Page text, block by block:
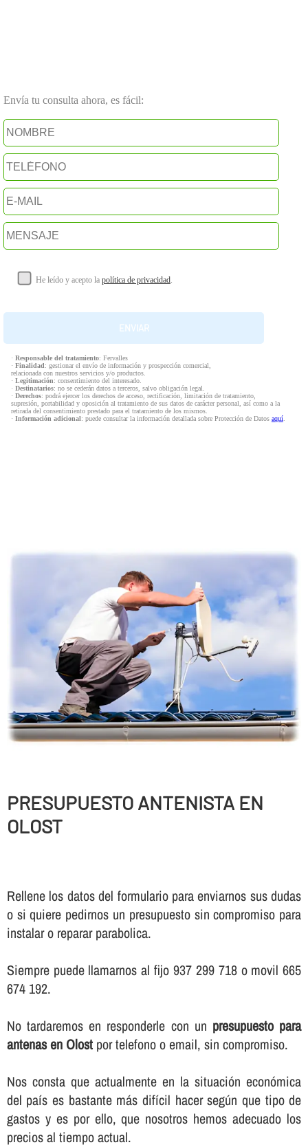
Envía tu consulta ahora, es fácil:
He leído y acepto la política de privacidad.
· Responsable del tratamiento: Fervalles
· Finalidad: gestionar el envío de información y prospección comercial,
relacionada con nuestros servicios y/o productos.
· Legitimación: consentimiento del interesado.
· Destinatarios: no se cederán datos a terceros, salvo obligación legal.
· Derechos: podrá ejercer los derechos de acceso, rectificación, limitación de tratamiento,
supresión, portabilidad y oposición al tratamiento de sus datos de carácter personal, así como a la
retirada del consentimiento prestado para el tratamiento de los mismos.
· Información adicional: puede consultar la información detallada sobre Protección de Datos aquí.
PRESUPUESTO ANTENISTA EN
OLOST
Rellene los datos del formulario para enviarnos sus dudas
o si quiere pedirnos un presupuesto sin compromiso para
instalar o reparar parabolica.
Siempre puede llamarnos al fijo 937 299 718 o movil 665
674 192.
No tardaremos en responderle con un presupuesto para
antenas en Olostpor telefono o email, sin compromiso.
Nos consta que actualmente en la situación económica
del paí­s es bastante más difí­cil hacer según que tipo de
gastos y es por ello, que nosotros hemos adecuado los
precios al tiempo actual.